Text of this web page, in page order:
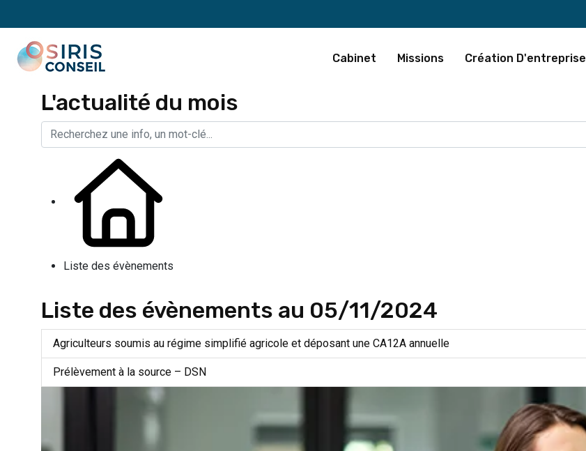
Cabinet Missions Création D'entreprise
L'actualité du mois
Liste des évènements
Liste des évènements au 05/11/2024
Agriculteurs soumis au régime simplifié agricole et déposant une CA12A annuelle
Prélèvement à la source – DSN